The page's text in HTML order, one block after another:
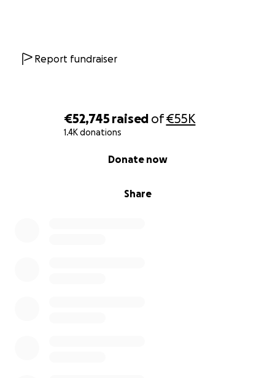
€52,745 raised of€55K
1.4K donations
Share
Donate now
Report fundraiser